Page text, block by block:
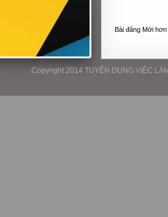
Bài đăng Mới hơn
Copyright 2014 TUYỂN DỤNG VIỆC